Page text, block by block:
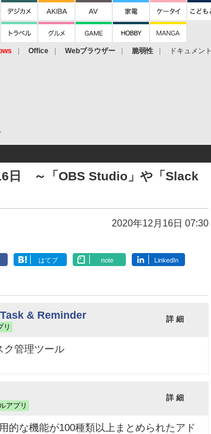
Office Webブラウザー 脆弱性 ドキュメント
日 ～「OBS Studio」や「Slack
2020年12月16日 07:30
はてブ note LinkedIn
& Reminder
リ
詳 細
ク管理ツール
アプリ
詳 細
的な機能が100種類以上まとめられたアド